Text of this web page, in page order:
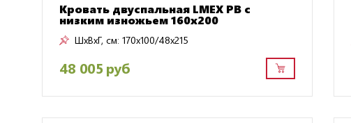
Кровать двуспальная LMEX PB с
низким изножьем 160x200
ШxВxГ, см: 170x100/48x215
48 005 руб